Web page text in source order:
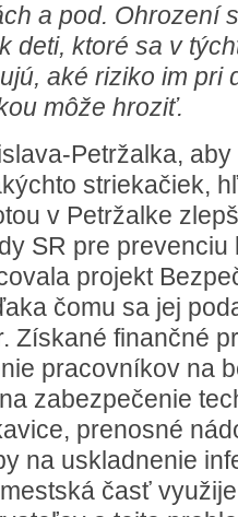
a pod. Ohrození
deti, ktoré sa v
aké riziko im pri
môže hroziť.
Petržalka,
striekačiek,
v Petržalke
SR pre
projekt
čomu sa jej
Získané finančné
pracovníkov na
zabezpečenie
prenosné
na uskladnenie
časť